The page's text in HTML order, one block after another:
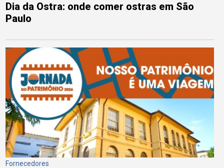
Dia da Ostra: onde comer ostras em São
Paulo
Fornecedores